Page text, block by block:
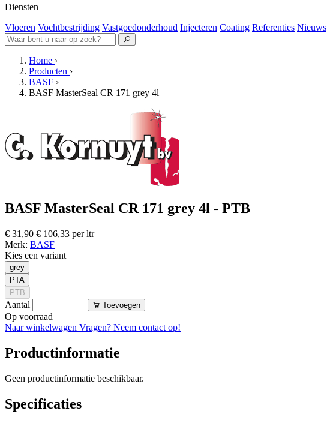
Diensten
Vloeren Vochtbestrijding Vastgoedonderhoud Injecteren Coating Referenties Nieuws
Home ›
Producten ›
BASF ›
BASF MasterSeal CR 171 grey 4l
BASF MasterSeal CR 171 grey 4l - PTB
€ 31,90 € 106,33 per ltr
Merk: BASF
Kies een variant
grey
PTA
PTB
Aantal Toevoegen
Op voorraad
Naar winkelwagen Vragen? Neem contact op!
Productinformatie
Geen productinformatie beschikbaar.
Specificaties